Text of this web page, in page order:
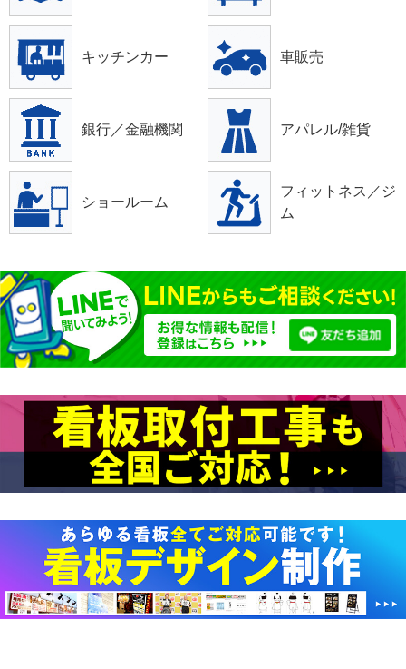
キッチンカー 車販売
銀行／金融機関 アパレル/雑貨
ショールーム
フィットネス／ジ
ム